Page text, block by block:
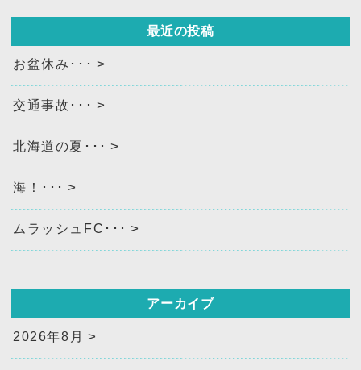
最近の投稿
お盆休み･･･
交通事故･･･
北海道の夏･･･
海！･･･
ムラッシュFC･･･
アーカイブ
2026年8月